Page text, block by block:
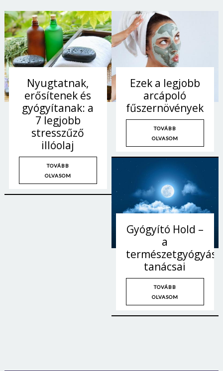
Nyugtatnak,
erősítenek és
gyógyítanak: a
7 legjobb
stresszűző
illóolaj
TOVÁBB
OLVASOM
Ezek a legjobb
arcápoló
fűszernövények
TOVÁBB
OLVASOM
Gyógyító Hold –
a
természetgyógyász
tanácsai
TOVÁBB
OLVASOM
Jelszó
Mégse Bejelentkezés